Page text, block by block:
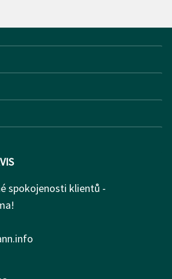
spokojenosti klientů -